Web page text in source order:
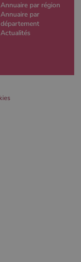
Annuaire par région
Annuaire par
département
Actualités